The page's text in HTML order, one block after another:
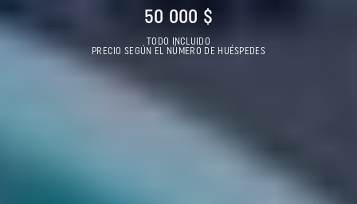
50 000 $
TODO INCLUIDO
PRECIO SEGÚN EL NÚMERO DE HUÉSPEDES